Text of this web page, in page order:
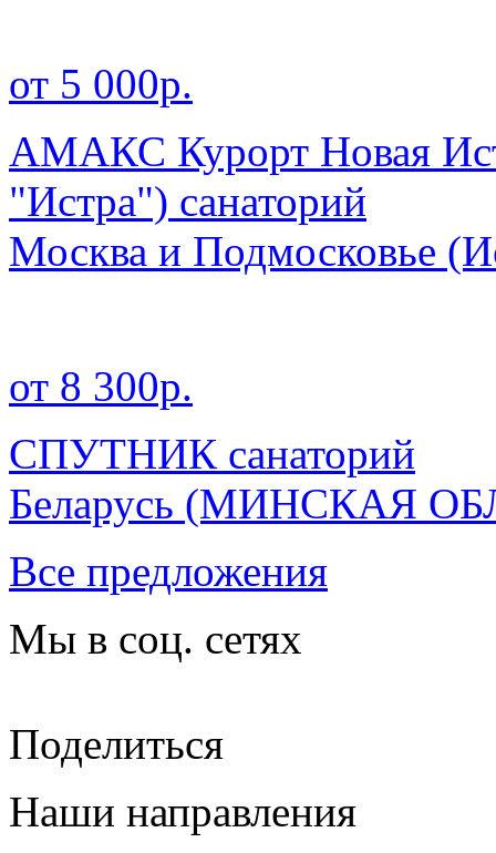
от 5 000р.
АМАКС Курорт Новая
"Истра") санаторий
Москва и Подмосковье
от 8 300р.
СПУТНИК санаторий
Беларусь (МИНСКАЯ
Все предложения
Мы в соц. сетях
Поделиться
Наши направления